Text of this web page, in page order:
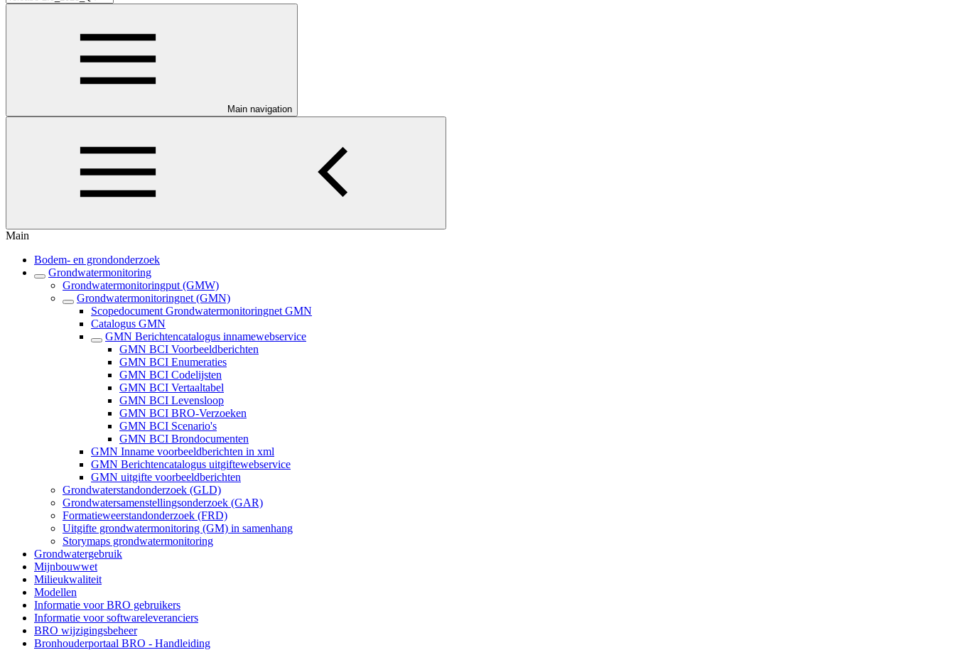
Main navigation
Main
Bodem- en grondonderzoek
Grondwatermonitoring
Grondwatermonitoringput (GMW)
Grondwatermonitoringnet (GMN)
Scopedocument Grondwatermonitoringnet GMN
Catalogus GMN
GMN Berichtencatalogus innamewebservice
GMN BCI Voorbeeldberichten
GMN BCI Enumeraties
GMN BCI Codelijsten
GMN BCI Vertaaltabel
GMN BCI Levensloop
GMN BCI BRO-Verzoeken
GMN BCI Scenario's
GMN BCI Brondocumenten
GMN Inname voorbeeldberichten in xml
GMN Berichtencatalogus uitgiftewebservice
GMN uitgifte voorbeeldberichten
Grondwaterstandonderzoek (GLD)
Grondwatersamenstellingsonderzoek (GAR)
Formatieweerstandonderzoek (FRD)
Uitgifte grondwatermonitoring (GM) in samenhang
Storymaps grondwatermonitoring
Grondwatergebruik
Mijnbouwwet
Milieukwaliteit
Modellen
Informatie voor BRO gebruikers
Informatie voor softwareleveranciers
BRO wijzigingsbeheer
Bronhouderportaal BRO - Handleiding